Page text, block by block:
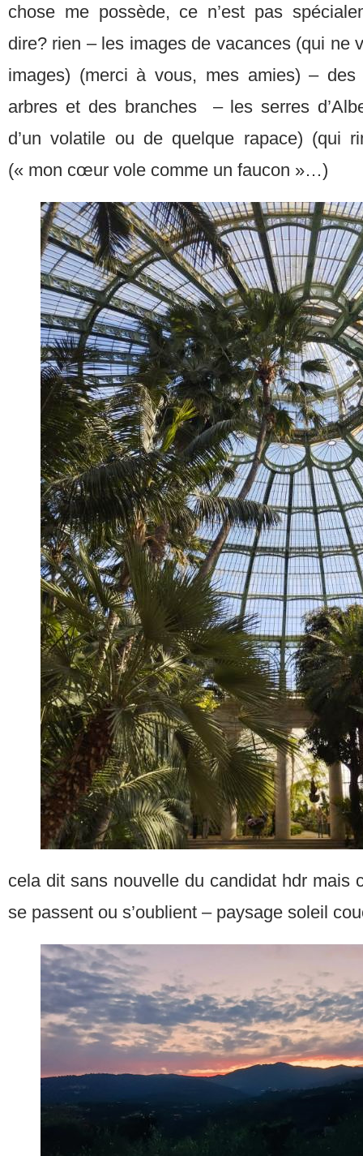
chose me possède, ce n’est pas
dire? rien – les images de vacances (qui ne
images) (merci à vous, mes amies) –
arbres et des branches – les serres
d’un volatile ou de quelque rapace) (qui
(« mon cœur vole comme un faucon »…)
cela dit sans nouvelle du candidat hdr mais
se passent ou s’oublient – paysage soleil